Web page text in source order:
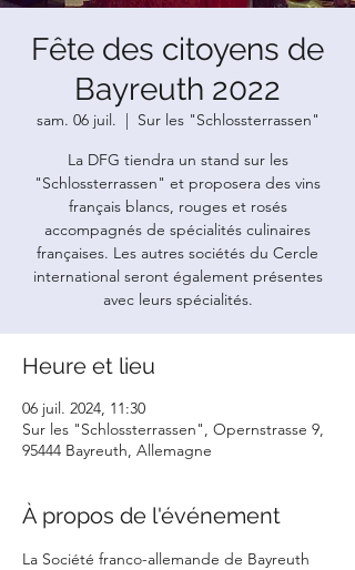
Fête des citoyens de
Bayreuth 2022
sam. 06 juil.
  |
Sur les "Schlossterrassen"
La DFG tiendra un stand sur les
"Schlossterrassen" et proposera des vins
français blancs, rouges et rosés
accompagnés de spécialités culinaires
françaises. Les autres sociétés du Cercle
international seront également présentes
avec leurs spécialités.
Heure et lieu
06 juil. 2024, 11:30
Sur les "Schlossterrassen", Opernstrasse 9,
95444 Bayreuth, Allemagne
À propos de l'événement
La Société franco-allemande de Bayreuth